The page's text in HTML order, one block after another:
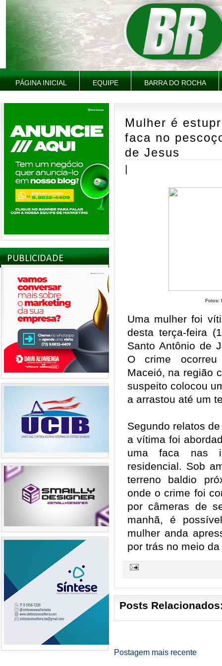
PÁGINA INICIAL EQUIPE BARRA DO ROCHA
PUBLICIDADE
Mulher é
faca no
de Jesus
|
Fotos:
Uma mulher foi
desta terça-feira
Santo Antônio de
O crime
Maceió, na região
suspeito colocou
a arrastou até um
Segundo relatos
a vítima foi
uma faca nas
residencial. Sob
terreno baldio
onde o crime foi
por câmeras de
manhã, é
mulher anda
por trás no meio
Posts
Postagem mais recente